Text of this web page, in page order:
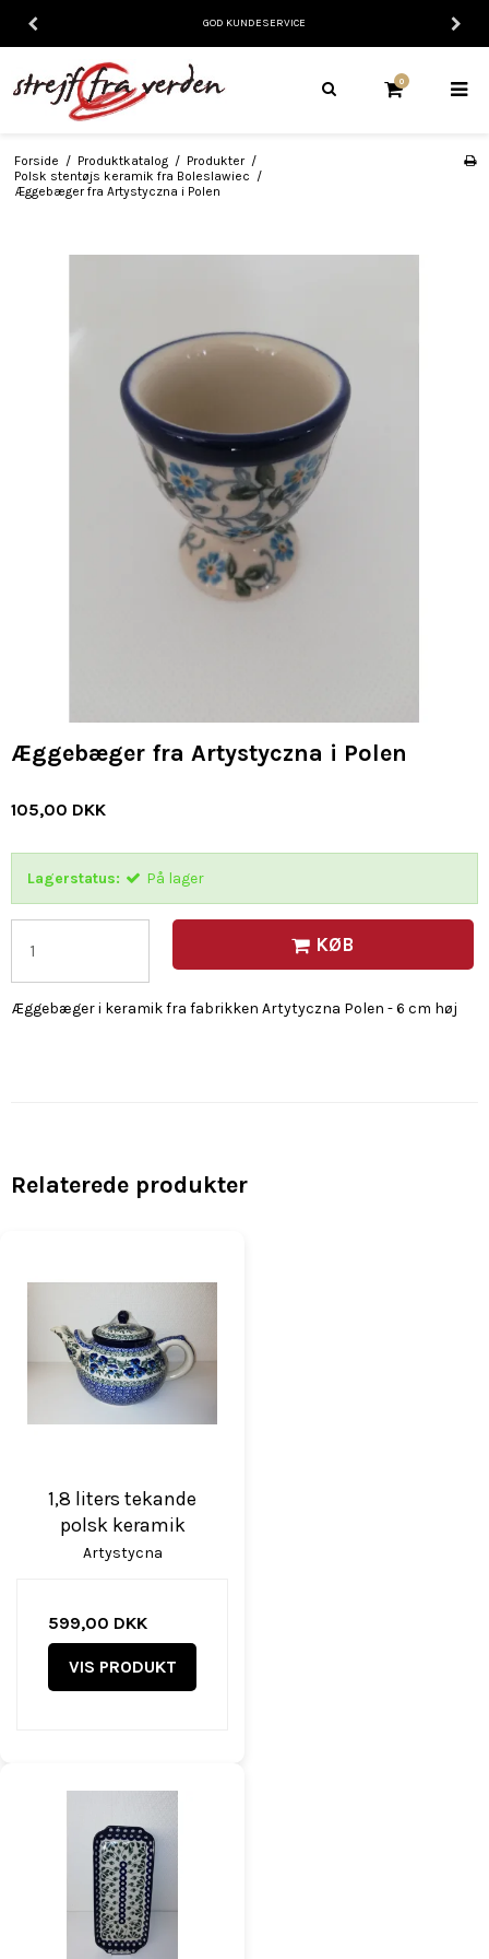
GOD KUNDESERVICE
0
Forside / Produktkatalog / Produkter /
Polsk stentøjs keramik fra Boleslawiec /
Æggebæger fra Artystyczna i Polen
Æggebæger fra Artystyczna i Polen
105,00 DKK
Lagerstatus: På lager
KØB
Æggebæger i keramik fra fabrikken Artytyczna Polen - 6 cm høj
Relaterede produkter
1,8 liters tekande
polsk keramik
Artystycna
599,00 DKK
VIS PRODUKT